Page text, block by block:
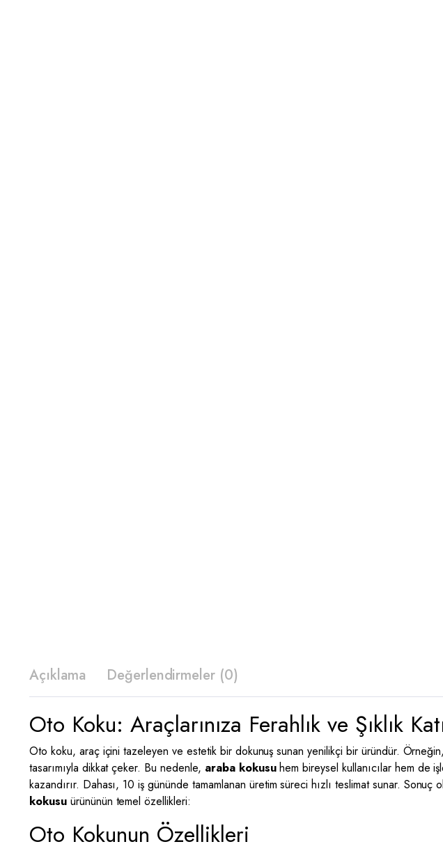
Açıklama Değerlendirmeler (0)
Oto Koku: Araçlarınıza Ferahlık ve Şıklık
Oto koku, araç içini tazeleyen ve estetik bir dokunuş sunan yenilikçi bir üründür.
tasarımıyla dikkat çeker. Bu nedenle, araba kokusuhem bireysel kullanıcılar hem de
kazandırır. Dahası, 10 iş gününde tamamlanan üretim süreci hızlı teslimat sunar. Sonuç
kokusuürününün temel özellikleri:
Oto Kokunun Özellikleri